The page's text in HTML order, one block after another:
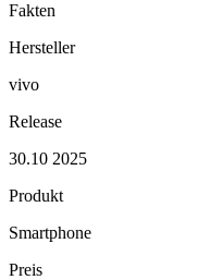
Fakten
Hersteller
vivo
Release
30.10 2025
Produkt
Smartphone
Preis